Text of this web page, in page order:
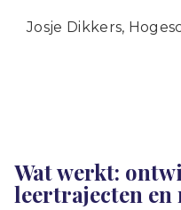
Josje Dikkers,
Wat werkt:
leertrajecten